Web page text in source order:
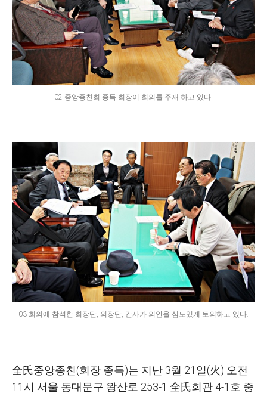
02-중앙종친회 종득 회장이 회의를 주재 하고 있다.
03-회의에 참석한 회장단, 의장단, 간사가 의안을 심도있게 토의하고 있다.
全氏중앙종친(회장 종득)는 지난 3월 21 일(火) 오전
11시 서울 동대문구 왕산로 253-1 全氏회관 4-1 호 중